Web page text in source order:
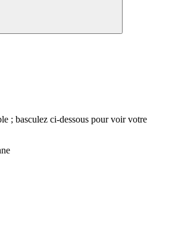
; basculez ci-dessous pour voir votre